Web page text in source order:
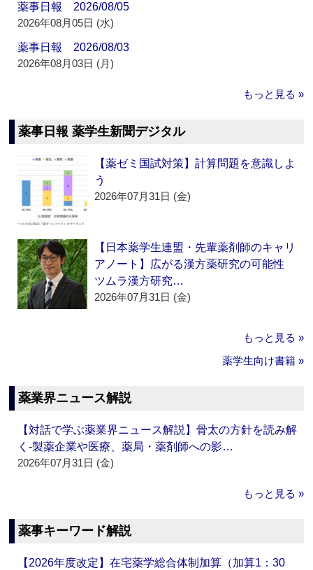
薬事日報 2026/08/05
2026年08月05日 (水)
薬事日報 2026/08/03
2026年08月03日 (月)
もっと見る »
薬事日報 薬学生新聞デジタル
【薬ゼミ国試対策】計算問題を意識しよ
う
2026年07月31日 (金)
【日本薬学生連盟・先輩薬剤師のキャリ
アノート】広がる漢方薬研究の可能性
ツムラ漢方研究…
2026年07月31日 (金)
もっと見る »
薬学生向け書籍 »
薬業界ニュース解説
【対話で学ぶ薬業界ニュース解説】骨太の方針を読み解
く‐製薬企業や医療、薬局・薬剤師への影…
2026年07月31日 (金)
もっと見る »
薬事キーワード解説
【2026年度改定】在宅薬学総合体制加算（加算1：30